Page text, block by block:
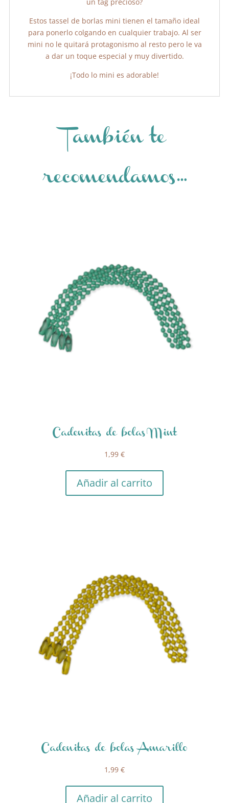
Estos tassel de borlas mini tienen el tamaño ideal
para ponerlo colgando en cualquier trabajo. Al ser
mini no le quitará protagonismo al resto pero le va
a dar un toque especial y muy divertido.
¡Todo lo mini es adorable!
También te
recomendamos…
Cadenitas de bolas Mint
1,99 €
Añadir al carrito
Cadenitas de bolas Amarillo
1,99 €
Añadir al carrito